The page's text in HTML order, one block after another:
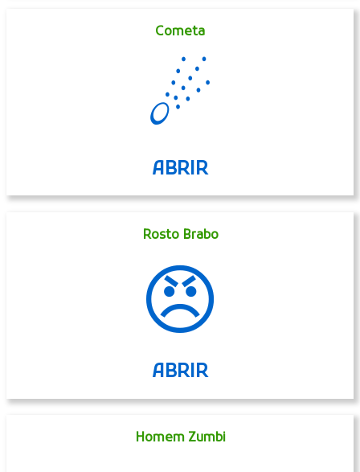
Cometa
☄
ABRIR
Rosto Brabo
😠
ABRIR
Homem Zumbi